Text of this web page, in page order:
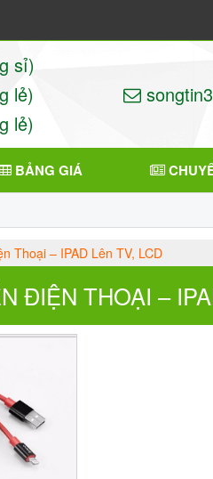
sỉ)
lẻ)
lẻ)
BẢNG GIÁ
Thoại – IPAD Lên TV, LCD
ĐIỆN THOẠI –